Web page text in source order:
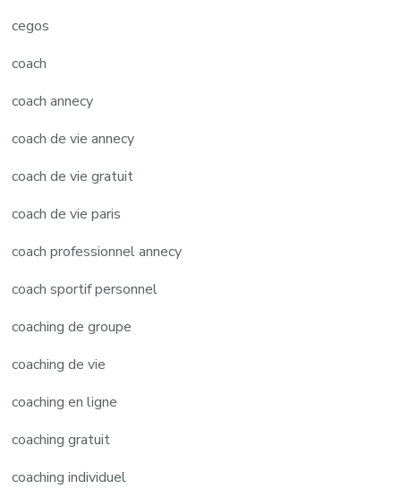
cegos
coach
coach annecy
coach de vie annecy
coach de vie gratuit
coach de vie paris
coach professionnel annecy
coach sportif personnel
coaching de groupe
coaching de vie
coaching en ligne
coaching gratuit
coaching individuel